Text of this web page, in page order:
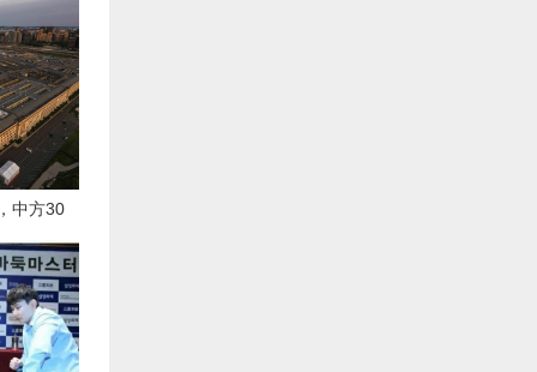
中方30
叫停，美